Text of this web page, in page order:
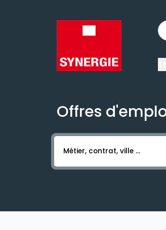
Offres
Activer l’élément pour